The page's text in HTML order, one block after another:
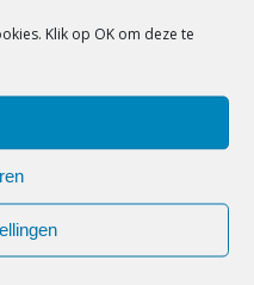
Klik op OK om deze te